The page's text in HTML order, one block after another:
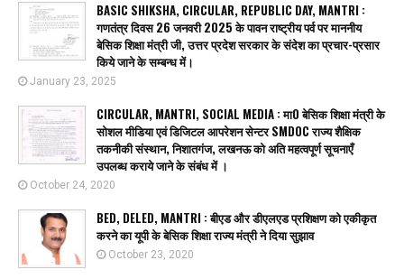
BASIC SHIKSHA, CIRCULAR, REPUBLIC DAY, MANTRI :
गणतंत्र दिवस 26 जनवरी 2025 के पावन राष्ट्रीय पर्व पर माननीय
बेसिक शिक्षा मंत्री जी, उत्तर प्रदेश सरकार के संदेश का प्रचार-प्रसार
किये जाने के सम्बन्ध में।
January 23, 2025
CIRCULAR, MANTRI, SOCIAL MEDIA : मा0 बेसिक शिक्षा मंत्री के
सोशल मीडिया एवं डिजिटल आपरेशन सेन्टर SMDOC राज्य शैक्षिक
तकनीकी संस्थान, निशातगंज, लखनऊ को अति महत्वपूर्ण सूचनाएँ
उपलब्ध कराये जाने के संबंध में ।
October 24, 2020
BED, DELED, MANTRI : बीएड और डीएलएड प्रशिक्षण को एकीकृत
करने का यूपी के बेसिक शिक्षा राज्य मंत्री ने दिया सुझाव
October 23, 2020